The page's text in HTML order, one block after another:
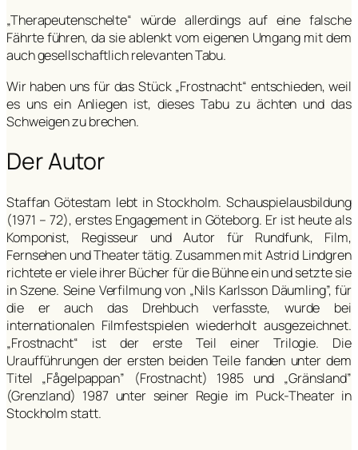
„Therapeutenschelte“ würde allerdings auf eine falsche
Fährte führen, da sie ablenkt vom eigenen Umgang mit dem
auch gesellschaftlich relevanten Tabu.
Wir haben uns für das Stück „Frostnacht“ entschieden, weil
es uns ein Anliegen ist, dieses Tabu zu ächten und das
Schweigen zu brechen.
Der Autor
Staffan Götestam lebt in Stockholm. Schauspielausbildung
(1971 – 72), erstes Engagement in Göteborg. Er ist heute als
Komponist, Regisseur und Autor für Rundfunk, Film,
Fernsehen und Theater tätig. Zusammen mit Astrid Lindgren
richtete er viele ihrer Bücher für die Bühne ein und setzte sie
in Szene. Seine Verfilmung von „Nils Karlsson Däumling”, für
die er auch das Drehbuch verfasste, wurde bei
internationalen Filmfestspielen wiederholt ausgezeichnet.
„Frostnacht“ ist der erste Teil einer Trilogie. Die
Uraufführungen der ersten beiden Teile fanden unter dem
Titel „Fågelpappan” (Frostnacht) 1985 und „Gränsland”
(Grenzland) 1987 unter seiner Regie im Puck-Theater in
Stockholm statt.